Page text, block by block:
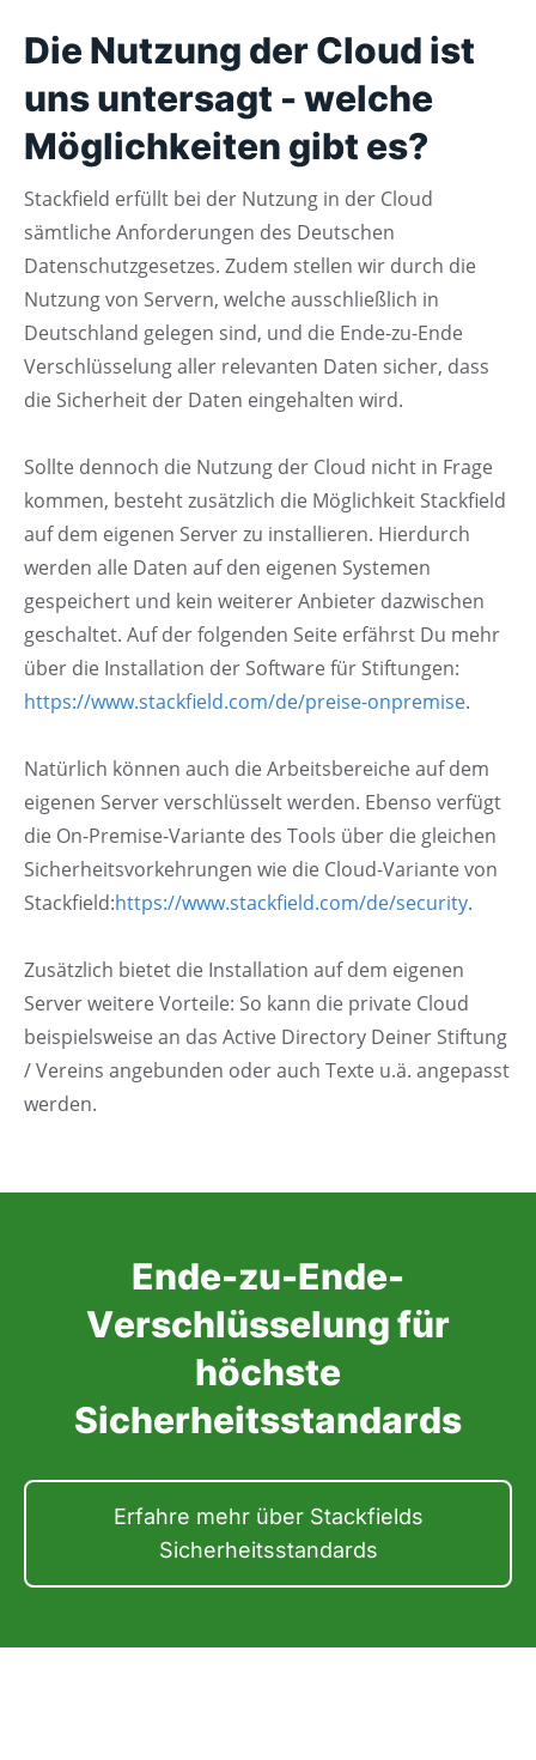
Die Nutzung der Cloud ist
uns untersagt - welche
Möglichkeiten gibt es?
Stackfield erfüllt bei der Nutzung in der Cloud
sämtliche Anforderungen des Deutschen
Datenschutzgesetzes. Zudem stellen wir durch die
Nutzung von Servern, welche ausschließlich in
Deutschland gelegen sind, und die Ende-zu-Ende
Verschlüsselung aller relevanten Daten sicher, dass
die Sicherheit der Daten eingehalten wird.
Sollte dennoch die Nutzung der Cloud nicht in Frage
kommen, besteht zusätzlich die Möglichkeit Stackfield
auf dem eigenen Server zu installieren. Hierdurch
werden alle Daten auf den eigenen Systemen
gespeichert und kein weiterer Anbieter dazwischen
geschaltet. Auf der folgenden Seite erfährst Du mehr
über die Installation der Software für Stiftungen:
https://www.stackfield.com/de/preise-onpremise.
Natürlich können auch die Arbeitsbereiche auf dem
eigenen Server verschlüsselt werden. Ebenso verfügt
die On-Premise-Variante des Tools über die gleichen
Sicherheitsvorkehrungen wie die Cloud-Variante von
Stackfield:https://www.stackfield.com/de/security.
Zusätzlich bietet die Installation auf dem eigenen
Server weitere Vorteile: So kann die private Cloud
beispielsweise an das Active Directory Deiner Stiftung
/ Vereins angebunden oder auch Texte u.ä. angepasst
werden.
Ende-zu-Ende-
Verschlüsselung für
höchste
Sicherheitsstandards
Erfahre mehr über Stackfields
Sicherheitsstandards